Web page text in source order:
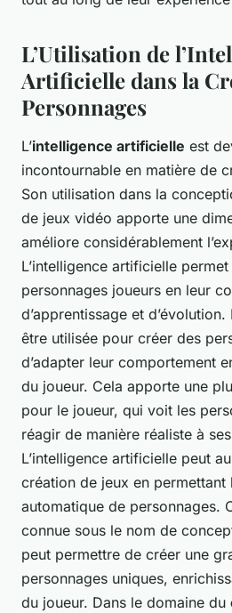
L’Utilisation de
Artificielle dans la
Personnages
L’intelligence artificielle est
incontournable en matière de
Son utilisation dans la
de jeux vidéo apporte une
améliore considérablement
L’intelligence artificielle
personnages joueurs en leur
d’apprentissage et
être utilisée pour créer des
d’adapter leur comportement
du joueur. Cela apporte une
pour le joueur, qui voit les
réagir de manière réaliste à
L’intelligence artificielle peut
création de jeux en permettant
automatique de personnages.
connue sous le nom de
peut permettre de créer une
personnages uniques,
du joueur. Dans le domaine du